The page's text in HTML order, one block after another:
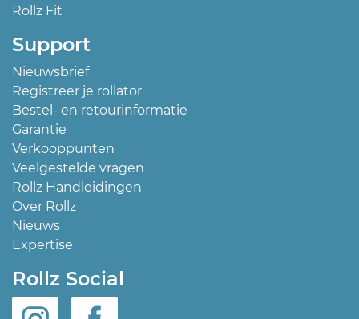
Rollz Fit
Support
Nieuwsbrief
Registreer je rollator
Bestel- en retourinformatie
Garantie
Verkooppunten
Veelgestelde vragen
Rollz Handleidingen
Over Rollz
Nieuws
Expertise
Rollz Social